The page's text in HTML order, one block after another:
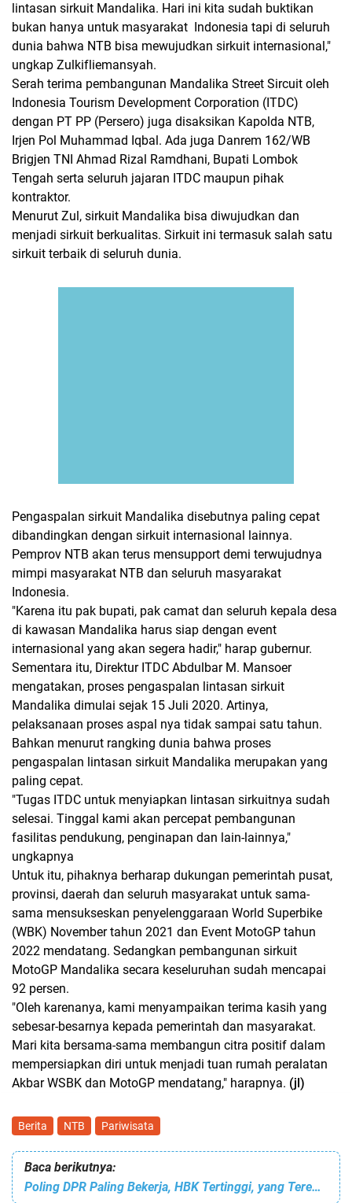
lintasan sirkuit Mandalika. Hari ini kita sudah buktikan
bukan hanya untuk masyarakat Indonesia tapi di seluruh
dunia bahwa NTB bisa mewujudkan sirkuit internasional,"
ungkap Zulkifliemansyah.
Serah terima pembangunan Mandalika Street Sircuit oleh
Indonesia Tourism Development Corporation (ITDC)
dengan PT PP (Persero) juga disaksikan Kapolda NTB,
Irjen Pol Muhammad Iqbal. Ada juga Danrem 162/WB
Brigjen TNI Ahmad Rizal Ramdhani, Bupati Lombok
Tengah serta seluruh jajaran ITDC maupun pihak
kontraktor.
Menurut Zul, sirkuit Mandalika bisa diwujudkan dan
menjadi sirkuit berkualitas. Sirkuit ini termasuk salah satu
sirkuit terbaik di seluruh dunia.
Pengaspalan sirkuit Mandalika disebutnya paling cepat
dibandingkan dengan sirkuit internasional lainnya.
Pemprov NTB akan terus mensupport demi terwujudnya
mimpi masyarakat NTB dan seluruh masyarakat
Indonesia.
"Karena itu pak bupati, pak camat dan seluruh kepala desa
di kawasan Mandalika harus siap dengan event
internasional yang akan segera hadir," harap gubernur.
Sementara itu, Direktur ITDC Abdulbar M. Mansoer
mengatakan, proses pengaspalan lintasan sirkuit
Mandalika dimulai sejak 15 Juli 2020. Artinya,
pelaksanaan proses aspal nya tidak sampai satu tahun.
Bahkan menurut rangking dunia bahwa proses
pengaspalan lintasan sirkuit Mandalika merupakan yang
paling cepat.
"Tugas ITDC untuk menyiapkan lintasan sirkuitnya sudah
selesai. Tinggal kami akan percepat pembangunan
fasilitas pendukung, penginapan dan lain-lainnya,"
ungkapnya
Untuk itu, pihaknya berharap dukungan pemerintah pusat,
provinsi, daerah dan seluruh masyarakat untuk sama-
sama mensukseskan penyelenggaraan World Superbike
(WBK) November tahun 2021 dan Event MotoGP tahun
2022 mendatang. Sedangkan pembangunan sirkuit
MotoGP Mandalika secara keseluruhan sudah mencapai
92 persen.
"Oleh karenanya, kami menyampaikan terima kasih yang
sebesar-besarnya kepada pemerintah dan masyarakat.
Mari kita bersama-sama membangun citra positif dalam
mempersiapkan diri untuk menjadi tuan rumah peralatan
Akbar WSBK dan MotoGP mendatang," harapnya. (jl)
Berita NTB Pariwisata
Baca berikutnya:
Poling DPR Paling Bekerja, HBK Tertinggi, yang Terendah Siapa?